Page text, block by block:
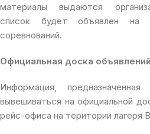
материалы выдаются
список будет объявлен на
соревнований.
Официальная доска
Информация,
вывешиваться на официальной
рейс-офиса на територии лагеря